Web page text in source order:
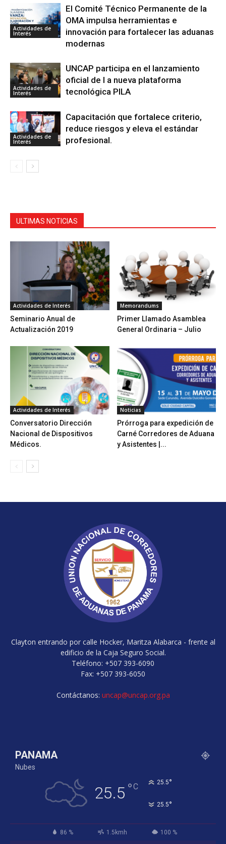
Actividades de
Interés
El Comité Técnico Permanente de la
OMA impulsa herramientas e
innovación para fortalecer las aduanas
modernas
Actividades de
Interés
UNCAP participa en el lanzamiento
oficial de l a nueva plataforma
tecnológica PILA
Actividades de
Interés
Capacitación que fortalece criterio,
reduce riesgos y eleva el estándar
profesional.
ULTIMAS NOTICIAS
Actividades de Interés
Seminario Anual de
Actualización 2019
Memorandums
Primer Llamado Asamblea
General Ordinaria – Julio
Actividades de Interés
Conversatorio Dirección
Nacional de Dispositivos
Médicos.
Noticias
Prórroga para expedición de
Carné Corredores de Aduana
y Asistentes |...
Clayton entrando por calle Hocker, Maritza Alabarca - frente al
edificio de la Caja Seguro Social.
Teléfono: +507 393-6090
Fax: +507 393-6050
Contáctanos: uncap@uncap.org.pa
PANAMA
Nubes
25.5 °C 25.5°
25.5°
86 % 1.5kmh 100 %